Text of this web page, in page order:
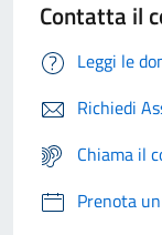
Contatta il
Leggi le
Richiedi
Chiama il
Prenota